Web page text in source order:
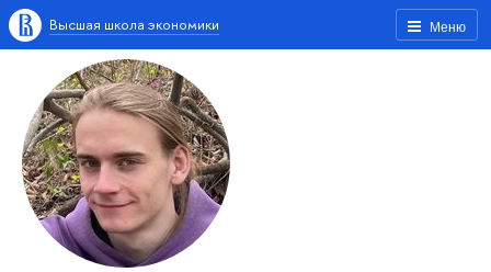
Меню
Высшая школа экономики